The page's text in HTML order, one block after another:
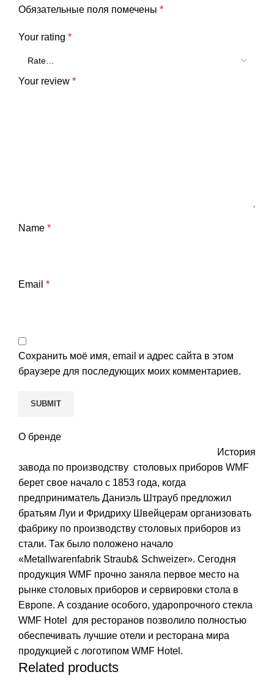
Обязательные поля помечены *
Your rating *
Your review *
Name *
Email *
Сохранить моё имя, email и адрес сайта в этом
браузере для последующих моих комментариев.
О бренде
История
завода по производству столовых приборов WMF
берет свое начало с 1853 года, когда
предприниматель Даниэль Штрауб предложил
братьям Луи и Фридриху Швейцерам организовать
фабрику по производству столовых приборов из
стали. Так было положено начало
«Metallwarenfabrik Straub& Schweizer». Сегодня
продукция WMF прочно заняла первое место на
рынке столовых приборов и сервировки стола в
Европе. А создание особого, ударопрочного стекла
WMF Hotel для ресторанов позволило полностью
обеспечивать лучшие отели и ресторана мира
продукцией с логотипом WMF Hotel.
Related products